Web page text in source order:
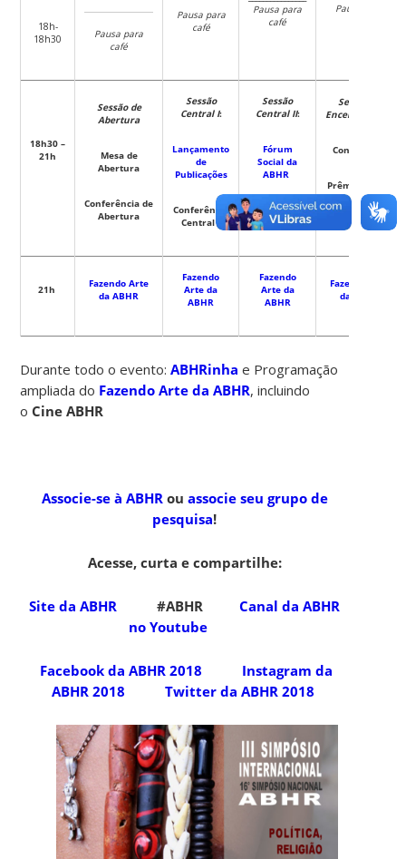
18h-
18h30
Pausa para
café
Pausa para
café
Pausa para
café
Pausa para
18h30 –
21h
Sessão de
Abertura
Mesa de
Abertura
Conferência de
Abertura
Sessão
Central I:
Lançamento
de
Publicações
Conferência
Central I
Sessão
Central II:
Fórum
Social da
ABHR
Conferência
Central II
Sessão de
Encerramento:
Conferência
Prêmios ABHR
Homenagens
21h
Fazendo Arte
da ABHR
Fazendo
Arte da
ABHR
Fazendo
Arte da
ABHR
Fazendo Arte
da ABHR
Durante todo o evento:ABHRinha e Programação
ampliada do Fazendo Arte da ABHR, incluindo
o Cine ABHR
Associe-se à ABHR ou associe seu grupo de
pesquisa!
Acesse, curta e compartilhe:
Site da ABHR #ABHRCanal da ABHR
no Youtube
Facebook da ABHR 2018
Instagram da
ABHR 2018
Twitter da ABHR 2018